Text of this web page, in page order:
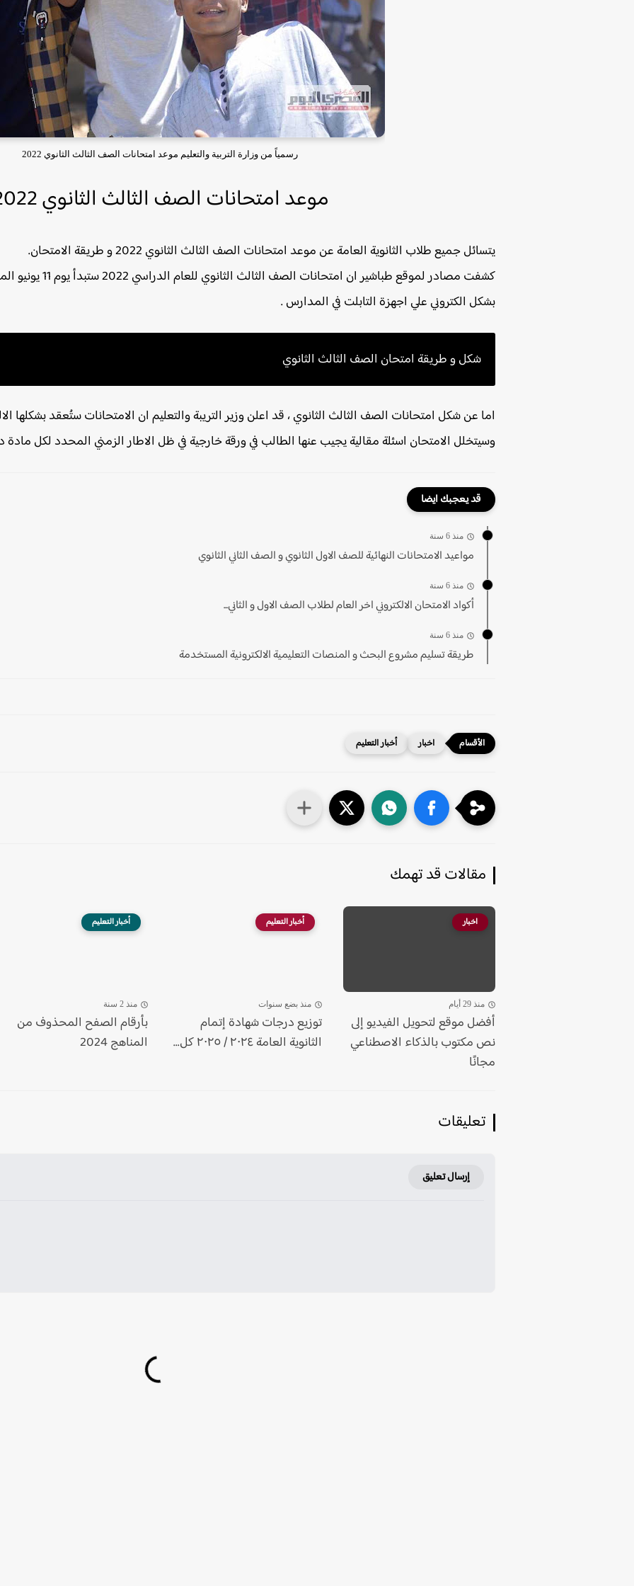
رسمياً من وزارة التربية والتعليم موعد امتحانات الصف الثالث الثانوي 2022
موعد امتحانات الصف الثالث الثانوي 2022
يتسائل جميع طلاب الثانوية العامة عن موعد امتحانات الصف الثالث الثانوي 2022 و طريقة الامتحان.
كشفت مصادر لموقع
بشكل الكتروني علي اجهزة التابلت في المدارس .
شكل و طريقة امتحان الصف الثالث الثانوي
اما عن شكل امتحانات الصف الثالث الثانوي ، قد اعلن وزير التريبة والتعليم ان الامتحانات ستُعقد بشكلها
وسيتخلل الامتحان اسئلة مقالية يجيب عنها الطالب في ورقة خارجية في ظل الاطار الزمني المحدد لكل مادة
قد يعجبك ايضا
منذ 6 سنة
مواعيد الامتحانات النهائية للصف الاول الثانوي و الصف الثاني الثانوي
منذ 6 سنة
أكواد الامتحان الالكتروني اخر العام لطلاب الصف الاول و الثاني...
منذ 6 سنة
طريقة تسليم مشروع البحث و المنصات التعليمية الالكترونية المستخدمة
اخبار أخبار التعليم
مقالات قد تهمك
اخبار
منذ 29 أيام
أفضل موقع لتحويل الفيديو إلى
نص مكتوب بالذكاء الاصطناعي
مجانًا
أخبار التعليم
منذ بضع سنوات
توزيع درجات شهادة إتمام
الثانوية العامة ٢٠٢٤ / ٢٠٢٥ كل...
أخبار التعليم
منذ 2 سنة
بأرقام الصفح المحذوف من
المناهج 2024
تعليقات
إرسال تعليق